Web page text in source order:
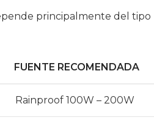
principalmente del tipo
FUENTE RECOMENDADA
Rainproof 100W – 200W